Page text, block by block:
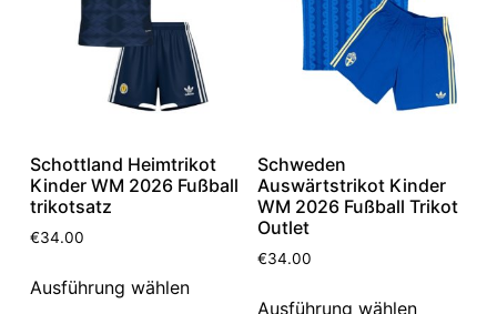
Schottland Heimtrikot
Kinder WM 2026 Fußball
trikotsatz
€34.00
Ausführung wählen
Schweden
Auswärtstrikot Kinder
WM 2026 Fußball Trikot
Outlet
€34.00
Ausführung wählen